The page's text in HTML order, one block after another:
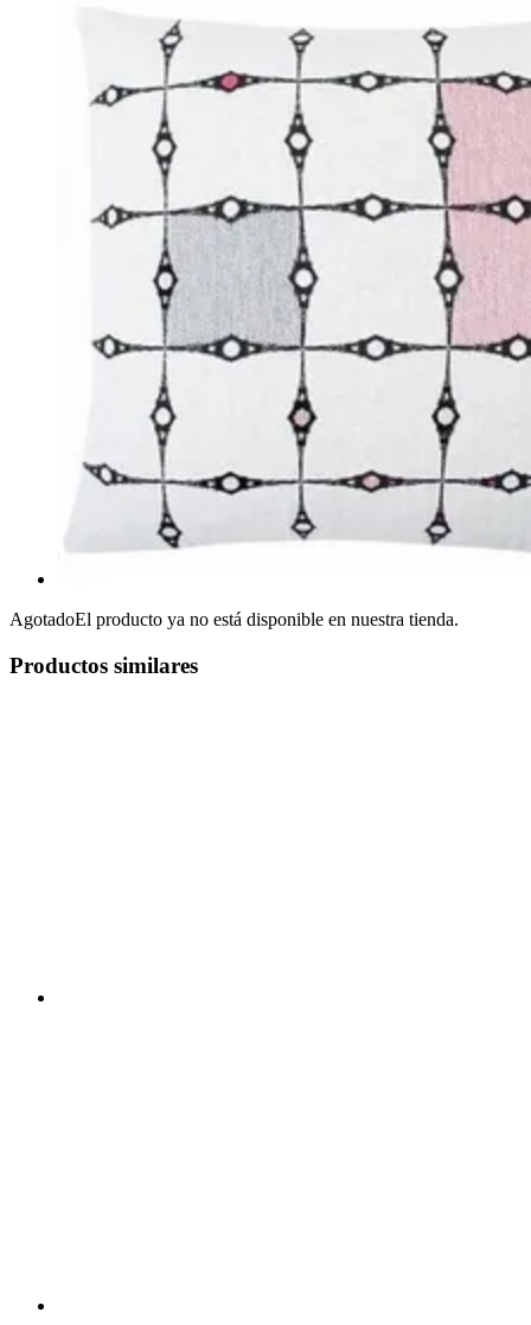
AgotadoEl producto ya no está disponible en nuestra tienda.
Productos similares